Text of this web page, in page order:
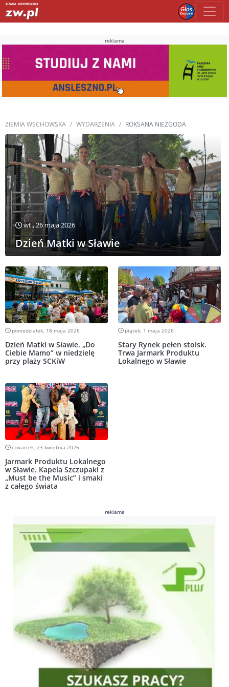
reklama
ZIEMIA WSCHOWSKA WYDARZENIA ROKSANA NIEZGODA
wt., 26 maja 2026
Dzień Matki w Sławie
poniedziałek, 18 maja 2026
Dzień Matki w Sławie. „Do
Ciebie Mamo” w niedzielę
przy plaży SCKiW
piątek, 1 maja 2026
Stary Rynek pełen stoisk.
Trwa Jarmark Produktu
Lokalnego w Sławie
czwartek, 23 kwietnia 2026
Jarmark Produktu Lokalnego
w Sławie. Kapela Szczupaki z
„Must be the Music” i smaki
z całego świata
reklama